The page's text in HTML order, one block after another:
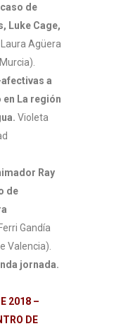
de
Luke Cage,
Laura Agüera
a
La región
Violeta
Ray
de
Gandía
Valencia).
jornada.
2018 –
DE